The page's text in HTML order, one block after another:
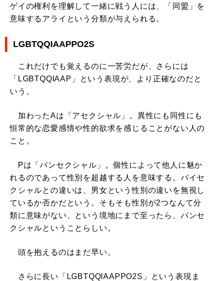
ゲイの権利を理解して一緒に戦う人には、「同盟」を
意味するアライという分類が与えられる。
LGBTQQIAAPPO2S
これだけでも覚えるのに一苦労だが、さらには
「LGBTQQIAAP」という表現が、より正確なのだと
いう。
加わったAは「アセクシャル」。異性にも同性にも
恒常的な恋愛感情や性的欲求を感じることがない人の
こと。
Pは「パンセクシャル」。個性によって他人に魅か
れるのであって性別を超越する人を意味する。バイセ
クシャルとの違いは、男女という性別の違いを無視し
ているか否かだという。そもそも性別が2つなんて分
類に意味がない、という境地にまで至ったら、パンセ
クシャルということらしい。
頭を抱えるのはまだ早い。
さらに長い「LGBTQQIAAPPO2S」という表現ま